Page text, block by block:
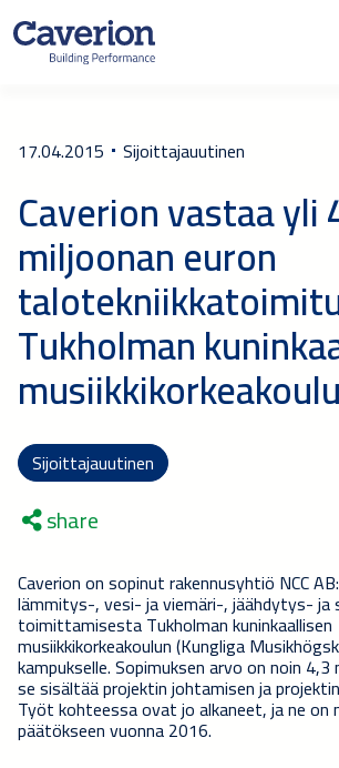
17.04.2015 Sijoittajauutinen
Caverion vastaa yli
miljoonan euron
Tukholman
Sijoittajauutinen
share
Caverion on sopinut rakennusyhtiö NCC
lämmitys-, vesi- ja viemäri-, jäähdytys- ja
toimittamisesta Tukholman kuninkaallisen
musiikkikorkeakoulun (Kungliga
kampukselle. Sopimuksen arvo on noin
se sisältää projektin johtamisen ja
Työt kohteessa ovat jo alkaneet, ja ne on
päätökseen vuonna 2016.